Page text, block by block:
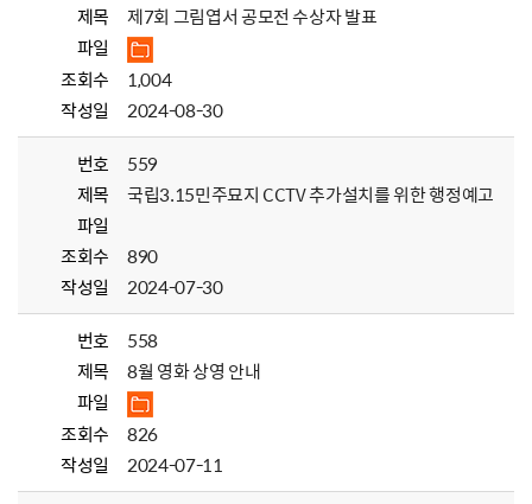
제목
제7회 그림엽서 공모전 수상자 발표
파일
조회수
1,004
작성일
2024-08-30
번호
559
제목
국립3.15민주묘지 CCTV 추가설치를 위한 행정예고
파일
조회수
890
작성일
2024-07-30
번호
558
제목
8월 영화 상영 안내
파일
조회수
826
작성일
2024-07-11